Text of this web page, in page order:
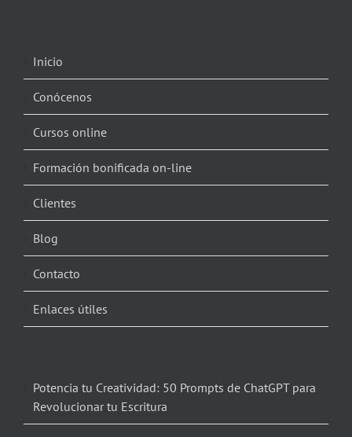
Inicio
Conócenos
Cursos online
Formación bonificada on-line
Clientes
Blog
Contacto
Enlaces útiles
Potencia tu Creatividad: 50 Prompts de ChatGPT para
Revolucionar tu Escritura